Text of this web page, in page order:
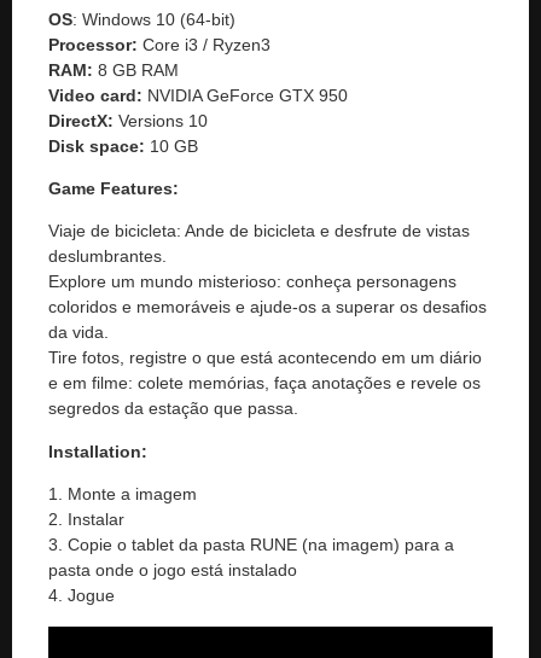
OS: Windows 10 (64-bit)
Processor: Core i3 / Ryzen3
RAM: 8 GB RAM
Video card: NVIDIA GeForce GTX 950
DirectX: Versions 10
Disk space: 10 GB
Game Features:
Viaje de bicicleta: Ande de bicicleta e desfrute de vistas
deslumbrantes.
Explore um mundo misterioso: conheça personagens
coloridos e memoráveis ​​e ajude-os a superar os desafios
da vida.
Tire fotos, registre o que está acontecendo em um diário
e em filme: colete memórias, faça anotações e revele os
segredos da estação que passa.
Installation:
1. Monte a imagem
2. Instalar
3. Copie o tablet da pasta RUNE (na imagem) para a
pasta onde o jogo está instalado
4. Jogue